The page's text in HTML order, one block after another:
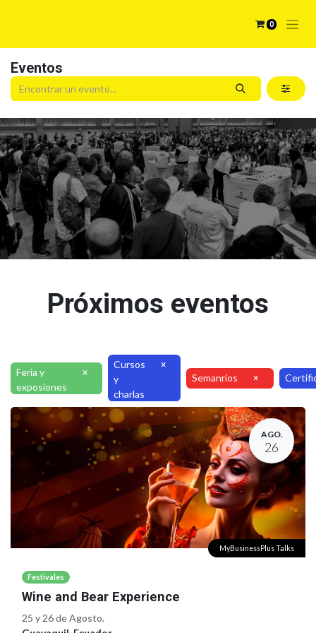
0
Eventos
Próximos eventos
Feria y
exposiones
×
Cursos
y
charlas
×
Semanrios ×
AGO.
26
Festivales
Wine and Bear Experience
25 y 26 de Agosto.
MyBusinessPlus Talks